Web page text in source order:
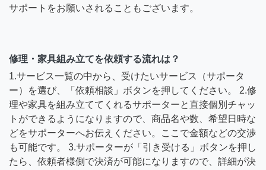
サポートをお願いされることもございます。
修理・家具組み立てを依頼する流れは？
1.サービス一覧の中から、受けたいサービス（サポータ
ー）を選び、「依頼相談」ボタンを押してください。 2.修
理や家具を組み立ててくれるサポーターと直接個別チャッ
トができるようになりますので、商品名や数、希望日時な
どをサポーターへお伝えください。ここで金額などの交渉
も可能です。 3.サポーターが「引き受ける」ボタンを押し
たら、依頼者様側で決済が可能になりますので、詳細が決